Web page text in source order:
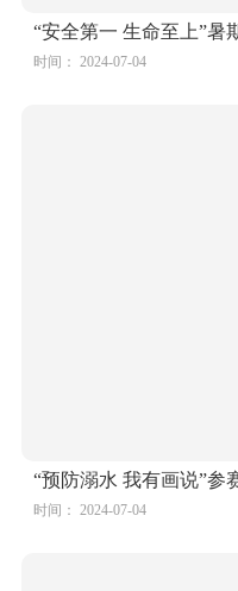
“安全第一 生命至上”暑
时间： 2024-07-04
“预防溺水 我有画说”参
时间： 2024-07-04